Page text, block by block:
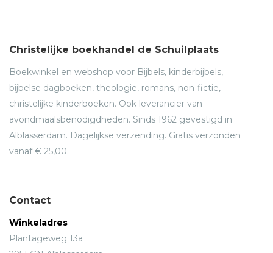
Christelijke boekhandel de Schuilplaats
Boekwinkel en webshop voor Bijbels, kinderbijbels,
bijbelse dagboeken, theologie, romans, non-fictie,
christelijke kinderboeken. Ook leverancier van
avondmaalsbenodigdheden. Sinds 1962 gevestigd in
Alblasserdam. Dagelijkse verzending. Gratis verzonden
vanaf € 25,00.
Contact
Winkeladres
Plantageweg 13a